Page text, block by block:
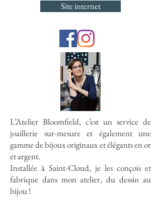
Site internet
L’Atelier Bloomfield, c’est un service de
joaillerie sur-mesure et également une
gamme de bijoux originaux et élégants en or
et argent.
Installée à Saint-Cloud, je les conçois et
fabrique dans mon atelier, du dessin au
bijou !